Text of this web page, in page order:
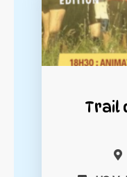
Trail